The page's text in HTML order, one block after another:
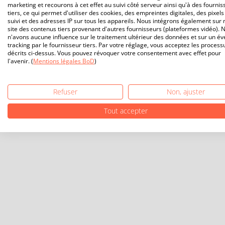
marketing et recourons à cet effet au suivi côté serveur ainsi qu'à des
tiers, ce qui permet d'utiliser des cookies, des empreintes digitales, des
suivi et des adresses IP sur tous les appareils. Nous intégrons également sur
site des contenus tiers provenant d'autres fournisseurs (plateformes vidéo).
n'avons aucune influence sur le traitement ultérieur des données et sur un
tracking par le fournisseur tiers. Par votre réglage, vous acceptez les
décrits ci-dessus. Vous pouvez révoquer votre consentement avec effet pour
l'avenir. (Mentions légales BoD)
Refuser
Non, ajuster
Tout accepter